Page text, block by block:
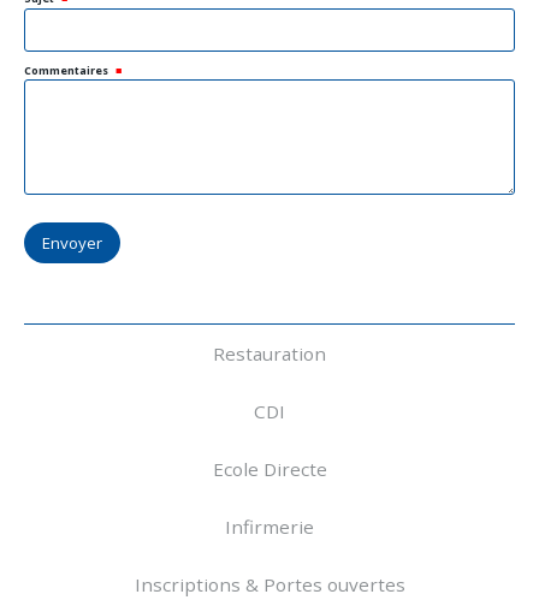
Commentaires
Navigation
Restauration
CDI
Ecole Directe
Infirmerie
Inscriptions & Portes ouvertes